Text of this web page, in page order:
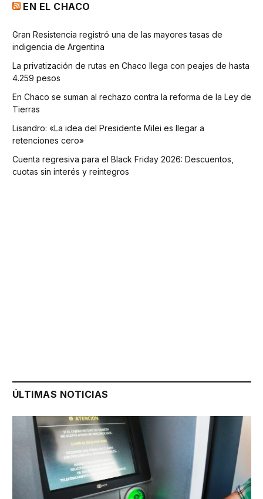
EN EL CHACO
Gran Resistencia registró una de las mayores tasas de
indigencia de Argentina
La privatización de rutas en Chaco llega con peajes de hasta
4.259 pesos
En Chaco se suman al rechazo contra la reforma de la Ley de
Tierras
Lisandro: «La idea del Presidente Milei es llegar a
retenciones cero»
Cuenta regresiva para el Black Friday 2026: Descuentos,
cuotas sin interés y reintegros
ÚLTIMAS NOTICIAS